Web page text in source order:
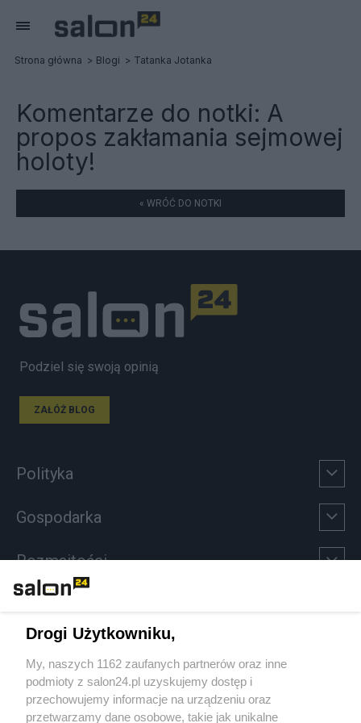
Strona główna Blogi Tatanka Jotanka
Komentarze do notki: A
propos zakłamania sejmowej
holoty!
« WRÓĆ DO NOTKI
Podziel się swoją opinią
ZAŁÓŻ BLOG
Polityka
Gospodarka
Rozmaitości
Sport
Społeczeństwo
Drogi Użytkowniku,
My, naszych 1162 zaufanych partnerów oraz inne
podmioty z salon24.pl uzyskujemy dostęp i
przechowujemy informacje na urządzeniu oraz
przetwarzamy dane osobowe, takie jak unikalne